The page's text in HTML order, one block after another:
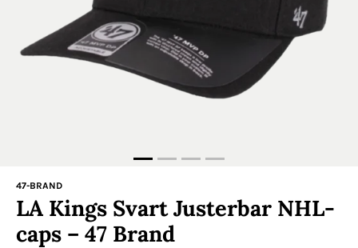
47-BRAND
LA Kings Svart Justerbar NHL-
caps – 47 Brand